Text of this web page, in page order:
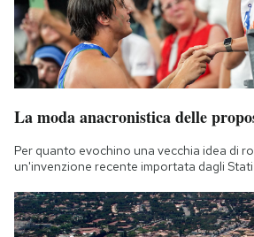
La moda anacronistica delle
Per quanto evochino una vecchia idea di
un'invenzione recente importata dagli